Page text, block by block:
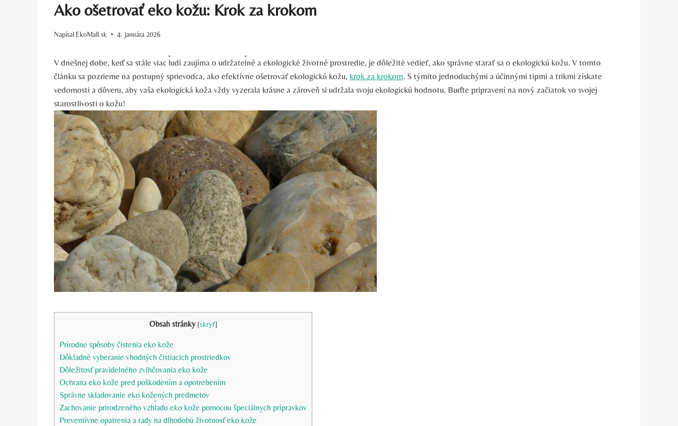
Ako ošetrovať eko kožu: Krok za krokom
Napísal EkoMall.sk 4. januára 2026
V dnešnej dobe, keď sa stále viac ľudí zaujíma o udržateľné a ekologické životné prostredie, je dôležité vedieť, ako správne starať sa o ekologickú kožu. V tomto
článku sa pozrieme na postupný sprievodca, ako efektívne ošetrovať ekologickú kožu, krok za krokom. S týmito jednoduchými a účinnými tipmi a trikmi získate
vedomosti a dôveru, aby vaša ekologická koža vždy vyzerala krásne a zároveň si udržala svoju ekologickú hodnotu. Buďte pripravení na nový začiatok vo svojej
starostlivosti o kožu!
Obsah stránky [skryť]
Prírodne spôsoby čistenia eko kože
Dôkladné vyberanie vhodných čistiacich prostriedkov
Dôležitosť pravidelného zvlhčovania eko kože
Ochrana eko kože pred poškodením a opotrebením
Správne skladovanie eko kožených predmetov
Zachovanie prirodzeného vzhľadu eko kože pomocou špeciálnych prípravkov
Preventívne opatrenia a rady na dlhodobú životnosť eko kože